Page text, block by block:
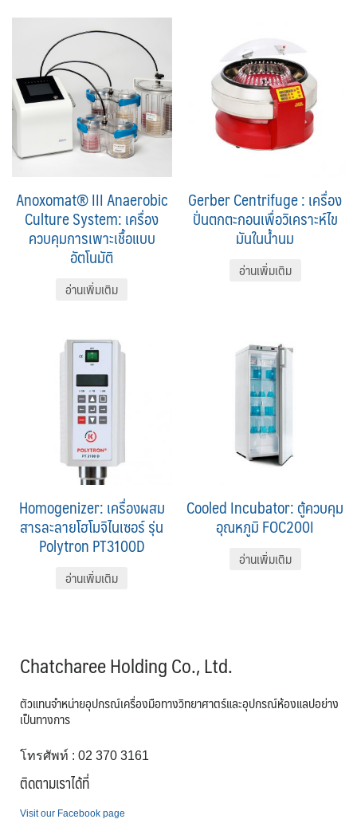
Anoxomat® III Anaerobic
Culture System: เครื่อง
ควบคุมการเพาะเชื้อแบบ
อัตโนมัติ
อ่านเพิ่มเติม
Gerber Centrifuge : เครื่อง
ปั่นตกตะกอนเพื่อวิเคราะห์ไข
มันในน้ำนม
อ่านเพิ่มเติม
Homogenizer: เครื่องผสม
สารละลายโฮโมจิไนเซอร์ รุ่น
Polytron PT3100D
อ่านเพิ่มเติม
Cooled Incubator: ตู้ควบคุม
อุณหภูมิ FOC200I
อ่านเพิ่มเติม
Chatcharee Holding Co., Ltd.
ตัวแทนจำหน่ายอุปกรณ์เครื่องมือทางวิทยาศาตร์และอุปกรณ์ห้องแลปอย่าง
เป็นทางการ
โทรศัพท์ : 02 370 3161
ติดตามเราได้ที่
Visit our Facebook page